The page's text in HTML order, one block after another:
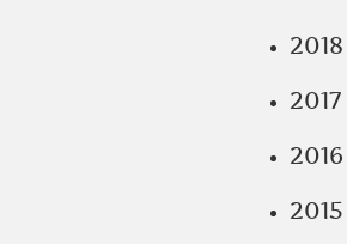
2018
2017
2016
2015